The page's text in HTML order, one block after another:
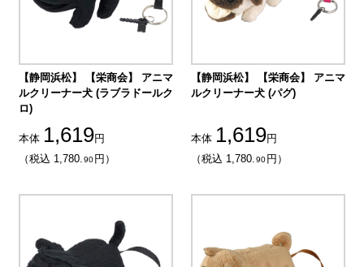
【静岡浜松】 【栄商会】 アニマ
ルクリーナー犬 (ラブラドールク
ロ)
本体 1,619円
（税込 1,780. 90 円）
【静岡浜松】 【栄商会】 アニマ
ルクリーナー犬 (パグ)
本体 1,619円
（税込 1,780. 90円）